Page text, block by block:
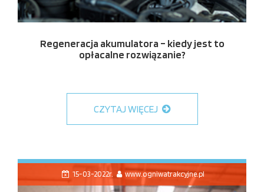
Regeneracja akumulatora – kiedy jest to
opłacalne rozwiązanie?
CZYTAJ WIĘCEJ
15-03-2022r. www.ogniwatrakcyjne.pl